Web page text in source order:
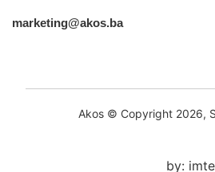
marketing@akos.ba
Akos © Copyright 2026,
by: